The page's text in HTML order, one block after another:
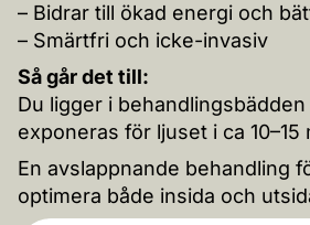
– Bidrar till ökad energi och
– Smärtfri och icke-invasiv
Så går det till:
Du ligger i
exponeras för ljuset i ca 10–15
En avslappnande behandling
optimera både insida och